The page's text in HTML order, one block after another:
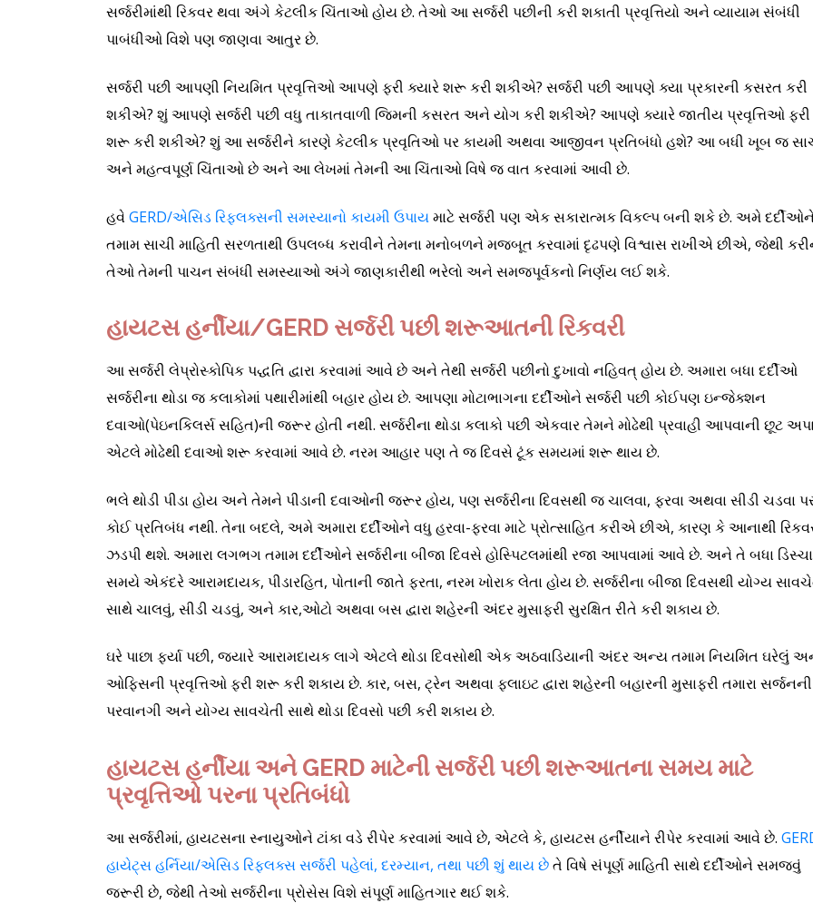
સર્જરીમાંથી રિકવર થવા અંગે કેટલીક ચિંતાઓ હોય છે. તેઓ આ સર્જરી પછીની કરી શકાતી પ્રવૃત્તિયો અને વ્યાયામ સંબંધી
પાબંધીઓ વિશે પણ જાણવા આતુર છે.
સર્જરી પછી આપણી નિયમિત પ્રવૃત્તિઓ આપણે ફરી ક્યારે શરૂ કરી શકીએ? સર્જરી પછી આપણે ક્યા પ્રકારની કસરત કરી
શકીએ? શું આપણે સર્જરી પછી વધુ તાકાતવાળી જિમની કસરત અને યોગ કરી શકીએ? આપણે ક્યારે જાતીય પ્રવૃત્તિઓ ફરી
શરૂ કરી શકીએ? શું આ સર્જરીને કારણે કેટલીક પ્રવૃતિઓ પર કાયમી અથવા આજીવન પ્રતિબંધો હશે? આ બધી ખૂબ જ
અને મહત્વપૂર્ણ ચિંતાઓ છે અને આ લેખમાં તેમની આ ચિંતાઓ વિષે જ વાત કરવામાં આવી છે.
હવેGERD/એસિડ રિફ્લક્સની સમસ્યાનો કાયમી ઉપાયમાટે સર્જરી પણ એક સકારાત્મક વિકલ્પ બની શકે છે. અમે
તમામ સાચી માહિતી સરળતાથી ઉપલબ્ધ કરાવીને તેમના મનોબળને મજબૂત કરવામાં દૃઢપણે વિશ્વાસ રાખીએ છીએ, જેથી
તેઓ તેમની પાચન સંબંધી સમસ્યાઓ અંગે જાણકારીથી ભરેલો અને સમજપૂર્વકનો નિર્ણય લઈ શકે.
હાયટસ હર્નીયા/GERD સર્જરી પછી શરૂઆતની રિકવરી
આ સર્જરી લેપ્રોસ્કોપિક પદ્ધતિ દ્વારા કરવામાં આવે છે અને તેથી સર્જરી પછીનો દુખાવો નહિવત્ હોય છે. અમારા બધા દર્દીઓ
સર્જરીના થોડા જ કલાકોમાં પથારીમાંથી બહાર હોય છે. આપણા મોટાભાગના દર્દીઓને સર્જરી પછી કોઈપણ ઇન્જેક્શન
દવાઓ(પેઇનકિલર્સ સહિત)ની જરૂર હોતી નથી. સર્જરીના થોડા કલાકો પછી એકવાર તેમને મોઢેથી પ્રવાહી આપવાની છૂટ
એટલે મોઢેથી દવાઓ શરૂ કરવામાં આવે છે. નરમ આહાર પણ તે જ દિવસે ટૂંક સમયમાં શરૂ થાય છે.
ભલે થોડી પીડા હોય અને તેમને પીડાની દવાઓની જરૂર હોય, પણ સર્જરીના દિવસથી જ ચાલવા, ફરવા અથવા સીડી ચડવા
કોઈ પ્રતિબંધ નથી. તેના બદલે, અમે અમારા દર્દીઓને વધુ હરવા-ફરવા માટે પ્રોત્સાહિત કરીએ છીએ, કારણ કે આનાથી
ઝડપી થશે. અમારા લગભગ તમામ દર્દીઓને સર્જરીના બીજા દિવસે હોસ્પિટલમાંથી રજા આપવામાં આવે છે. અને તે બધા
સમયે એકંદરે આરામદાયક, પીડારહિત, પોતાની જાતે ફરતા, નરમ ખોરાક લેતા હોય છે. સર્જરીના બીજા દિવસથી યોગ્ય
સાથે ચાલવું, સીડી ચડવું, અને કાર,ઓટો અથવા બસ દ્વારા શહેરની અંદર મુસાફરી સુરક્ષિત રીતે કરી શકાય છે.
ઘરે પાછા ફર્યા પછી, જયારે આરામદાયક લાગે એટલે થોડા દિવસોથી એક અઠવાડિયાની અંદર અન્ય તમામ નિયમિત ઘરેલું
ઓફિસની પ્રવૃત્તિઓ ફરી શરૂ કરી શકાય છે. કાર, બસ, ટ્રેન અથવા ફ્લાઇટ દ્વારા શહેરની બહારની મુસાફરી તમારા સર્જનની
પરવાનગી અને યોગ્ય સાવચેતી સાથે થોડા દિવસો પછી કરી શકાય છે.
હાયટસ હર્નીયા અને GERD માટેની સર્જરી પછી શરૂઆતના સમય માટે
પ્રવૃત્તિઓ પરના પ્રતિબંધો
આ સર્જરીમાં, હાયટસના સ્નાયુઓને ટાંકા વડે રીપેર કરવામાં આવે છે, એટલે કે, હાયટસ હર્નીયાને રીપેર કરવામાં આવે છે.
હાયેટ્સ હર્નિયા/એસિડ રિફ્લક્સ સર્જરી પહેલાં, દરમ્યાન, તથા પછી શું થાય છેતે વિષે સંપૂર્ણ માહિતી સાથે દર્દીઓને સમજવું
જરૂરી છે, જેથી તેઓ સર્જરીના પ્રોસેસ વિશે સંપૂર્ણ માહિતગાર થઈ શકે.